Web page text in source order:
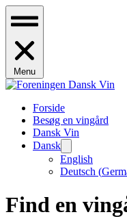
Menu
Forside
Besøg en vingård
Dansk Vin
Dansk
English
Deutsch (
Find en